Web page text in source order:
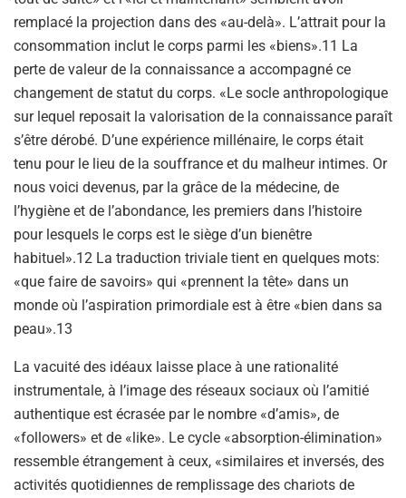
remplacé la projection dans des «au-delà». L’attrait pour la
consommation inclut le corps parmi les «biens».11 La
perte de valeur de la connaissance a accompagné ce
changement de statut du corps. «Le socle anthropologique
sur lequel reposait la valorisation de la connaissance paraît
s’être dérobé. D’une expérience millénaire, le corps était
tenu pour le lieu de la souffrance et du malheur intimes. Or
nous voici devenus, par la grâce de la médecine, de
l’hygiène et de l’abondance, les premiers dans l’histoire
pour lesquels le corps est le siège d’un bienêtre
habituel».12 La traduction triviale tient en quelques mots:
«que faire de savoirs» qui «prennent la tête» dans un
monde où l’aspiration primordiale est à être «bien dans sa
peau».13
La vacuité des idéaux laisse place à une rationalité
instrumentale, à l’image des réseaux sociaux où l’amitié
authentique est écrasée par le nombre «d’amis», de
«followers» et de «like». Le cycle «absorption-élimination»
ressemble étrangement à ceux, «similaires et inversés, des
activités quotidiennes de remplissage des chariots de